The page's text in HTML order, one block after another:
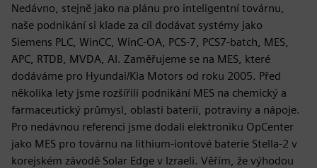
Nedávno, stejně jako na plánu pro inteligentní továrnu,
naše podnikání si klade za cíl dodávat systémy jako
Siemens PLC, WinCC, WinC-OA, PCS-7, PCS7-batch, MES,
APC, RTDB, MVDA, AI. Zaměřujeme se na MES, které
dodáváme pro Hyundai/Kia Motors od roku 2005. Před
několika lety jsme rozšířili podnikání MES na chemický a
farmaceutický průmysl, oblasti baterií, potraviny a nápoje.
Pro nedávnou referenci jsme dodali elektroniku OpCenter
jako MES pro továrnu na lithium-iontové baterie Stella-2 v
korejském závodě Solar Edge v Izraeli. Věřím, že výhodou